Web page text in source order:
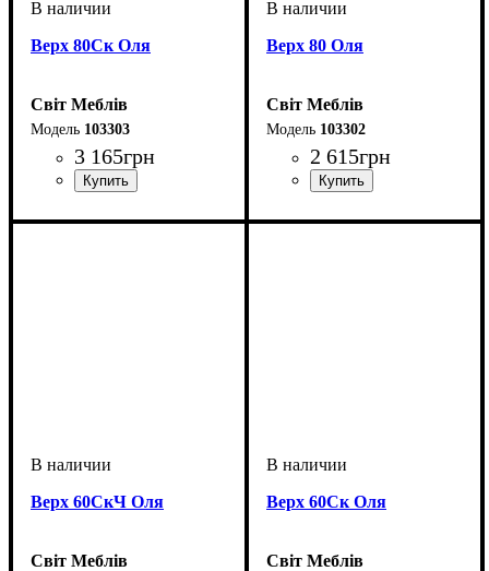
Верх 80Ск Оля
Світ Меблів
103303
3 165грн
Верх 80 Оля
Світ Меблів
103302
2 615грн
Верх 60СкЧ Оля
Світ Меблів
Верх 60Ск Оля
Світ Меблів